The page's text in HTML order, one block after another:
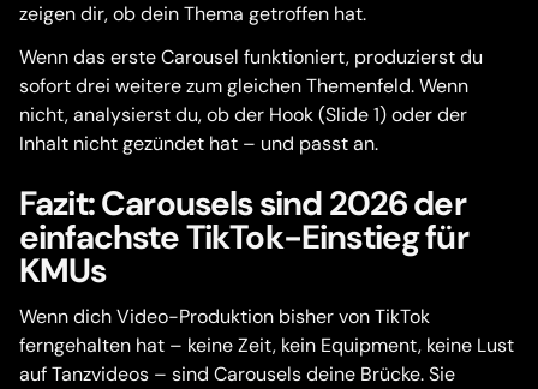
zeigen dir, ob dein Thema getroffen hat.
Wenn das erste Carousel funktioniert, produzierst du
sofort drei weitere zum gleichen Themenfeld. Wenn
nicht, analysierst du, ob der Hook (Slide 1) oder der
Inhalt nicht gezündet hat – und passt an.
Fazit: Carousels sind 2026 der
einfachste TikTok-Einstieg für
KMUs
Wenn dich Video-Produktion bisher von TikTok
ferngehalten hat – keine Zeit, kein Equipment, keine Lust
auf Tanzvideos – sind Carousels deine Brücke. Sie